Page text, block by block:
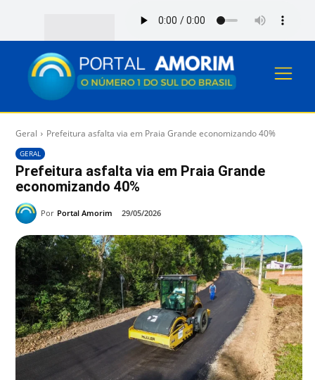
Geral Prefeitura asfalta via em Praia Grande economizando 40%
GERAL
Prefeitura asfalta via em Praia Grande
economizando 40%
Por Portal Amorim 29/05/2026